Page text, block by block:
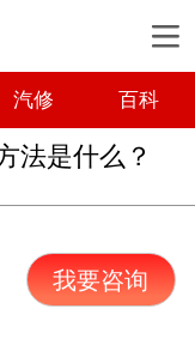
汽修 百科
法是什么？
我要咨询